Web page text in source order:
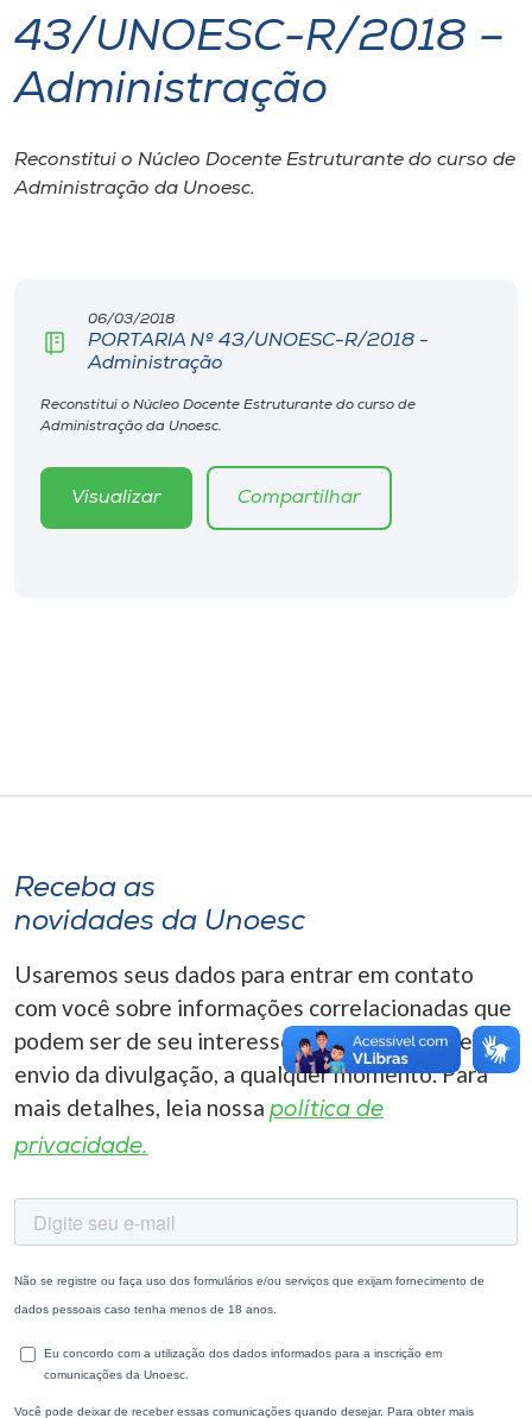
I.nova
Cultura
Biblioteca
Editora
Rádio
A+
43/UNOESC-R/2018 –
Administração
Reconstitui o Núcleo Docente Estruturante do curso de
Administração da Unoesc.
06/03/2018
PORTARIA Nº 43/UNOESC-R/2018 -
Administração
Reconstitui o Núcleo Docente Estruturante do curso de
Administração da Unoesc.
Visualizar Compartilhar
Receba as
novidades da Unoesc
Usaremos seus dados para entrar em contato
com você sobre informações correlacionadas que
podem ser de seu interesse. Você pode cancelar o
envio da divulgação, a qualquer momento. Para
mais detalhes, leia nossa política de
privacidade.